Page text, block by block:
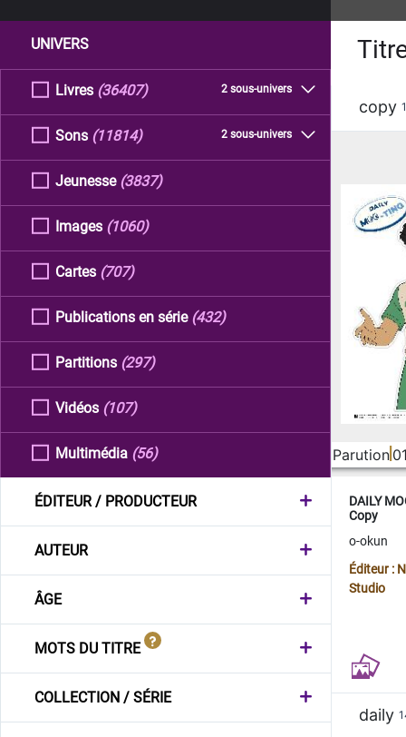
UNIVERS
Livres 2 sous-univers
(36407)
Sons 2 sous-univers
(11814)
Jeunesse (3837)
Images (1060)
Cartes (707)
Publications en série (432)
Partitions (297)
Vidéos (107)
Multimédia (56)
ÉDITEUR / PRODUCTEUR
AUTEUR
ÂGE
MOTS DU TITRE
COLLECTION / SÉRIE
copy
Parution
DAILY
Copy
o-okun
Éditeur :
Studio
daily